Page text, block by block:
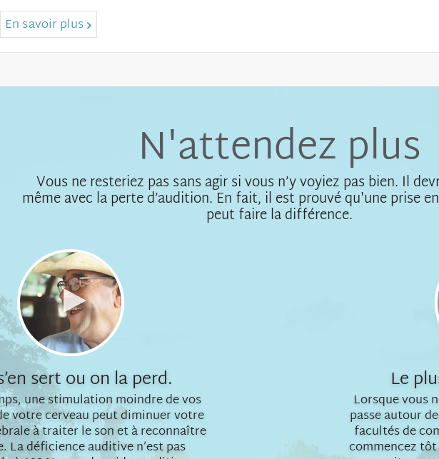
En savoir plus
N'attendez plus
Vous ne resteriez pas sans agir si vous n’y voyiez pas bien. Il
même avec la perte d’audition. En fait, il est prouvé qu'une prise
peut faire la différence.
Lire
la
vidéo
sert ou on la perd.
une stimulation moindre de vos
votre cerveau peut diminuer votre
à traiter le son et à reconnaître
La déficience auditive n’est pas
Le
Lorsque vous
passe autour
facultés de
commencez